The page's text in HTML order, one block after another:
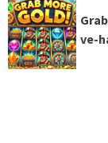
ve-